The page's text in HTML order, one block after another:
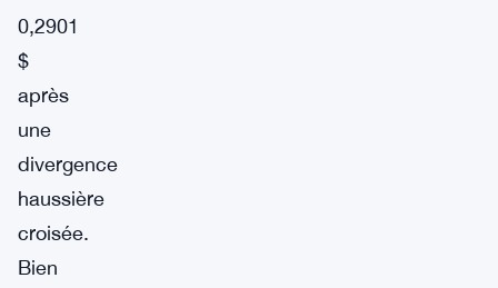
0,2901
$
après
une
divergence
haussière
croisée.
Bien